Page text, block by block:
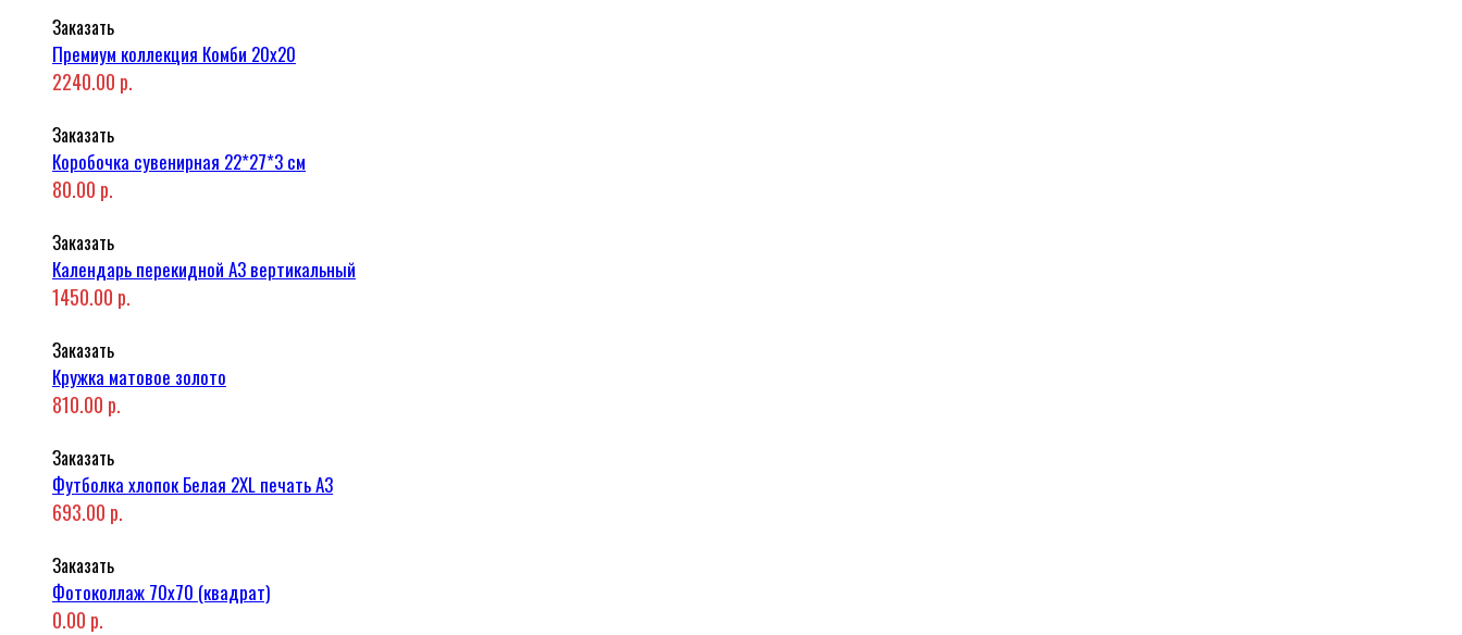
Заказать
Премиум коллекция Комби 20x20
2240.00 р.
Заказать
Коробочка сувенирная 22*27*3 см
80.00 р.
Заказать
Календарь перекидной А3 вертикальный
1450.00 р.
Заказать
Кружка матовое золото
810.00 р.
Заказать
Футболка хлопок Белая 2XL печать A3
693.00 р.
Заказать
Фотоколлаж 70x70 (квадрат)
0.00 р.